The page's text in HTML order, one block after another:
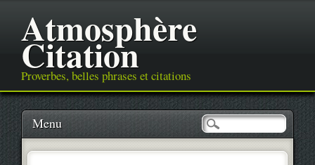
Atmosphère
Citation
Proverbes, belles phrases et citations
Main menu
Skip
content
Menu